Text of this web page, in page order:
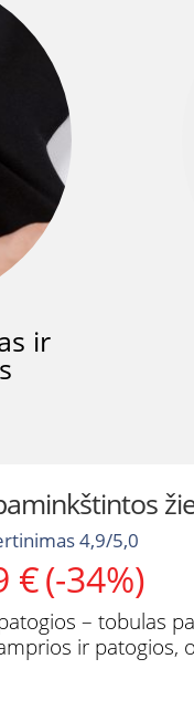
ir
4,9/5,0
€ Current
price
is:
22,99 €.
(-34%)
– tobulas
ir patogios,